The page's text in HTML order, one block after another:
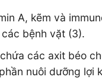
A, kẽm và
bệnh vặt (3).
các axit béo
nuôi dưỡng lợi